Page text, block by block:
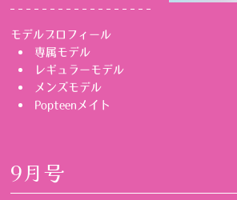
モデルプロフィール
専属モデル
レギュラーモデル
メンズモデル
Popteenメイト
9月号